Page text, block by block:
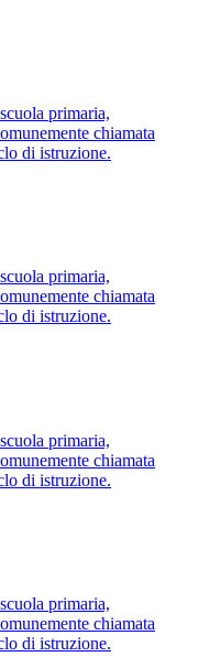
primaria,
chiamata
di istruzione.
primaria,
chiamata
di istruzione.
primaria,
chiamata
di istruzione.
primaria,
chiamata
di istruzione.